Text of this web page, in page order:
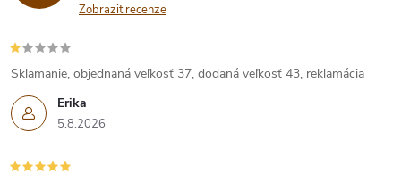
Zobrazit recenze
Erika
5.8.2026
Sklamanie, objednaná veľkosť 37, dodaná veľkosť 43, reklamácia